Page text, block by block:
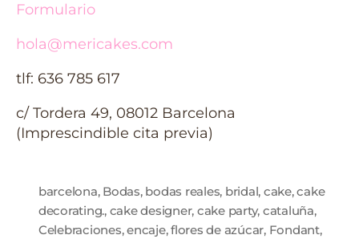
Formulario
hola@mericakes.com
tlf: 636 785 617
c/ Tordera 49, 08012 Barcelona
(Imprescindible cita previa)
barcelona, Bodas, bodas reales, bridal, cake,cake
decorating., cake designer, cake party, cataluña,
Celebraciones,encaje,flores de azúcar, Fondant,